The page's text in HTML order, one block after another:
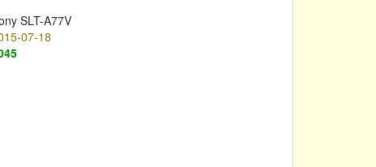
SLT-A77V
07-18